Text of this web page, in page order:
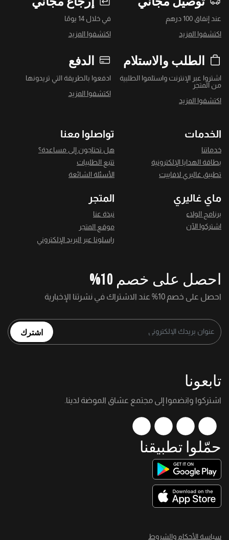
عند إنفاق 100 درهم
اكتشفوا المزيد
في خلال 14 يومًا
اكتشفوا المزيد
الطلب والاستلام
اشتروا عبر الإنترنت واستلموا الطلبية
من المتجر
اكتشفوا المزيد
الدفع
ادفعوا بالطريقة التي تريدونها
اكتشفوا المزيد
الخدمات
خدماتنا
بطاقة الهدايا الإلكترونية
تطبيق غاليري لافاييت
تواصلوا معنا
هل تحتاجون إلى مساعدة؟
تتبع الطلبيات
الأسئلة الشائعة
ماي غاليري
برنامج الولاء
اشتركوا الآن
المتجر
نبذة عنا
موقع المتجر
راسلونا عبر البريد الإلكتروني
احصل على خصم 10%
احصل على خصم 10% عند الاشتراك في نشرتنا الإخبارية
اشترك
تابعونا
اشتركوا وانضموا إلى مجتمع عشاق الموضة لدينا.
حمّلوا تطبيقنا
سياسة الأحكام والشروط